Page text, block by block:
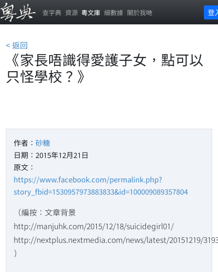
查字典 資源 粵文庫 細數據 關於我哋 登
< 返回
《家長唔識得愛護子女，點可以
只怪學校？》
作者： 砂糖
日期：2015年12月21日
原文：
https://www.facebook.com/permalink.php?
story_fbid=1530957973883833&id=100009089357804
（編按：文章背景
http://manjuhk.com/2015/12/18/suicidegirl01/
http://nextplus.nextmedia.com/news/latest/20151219/
）